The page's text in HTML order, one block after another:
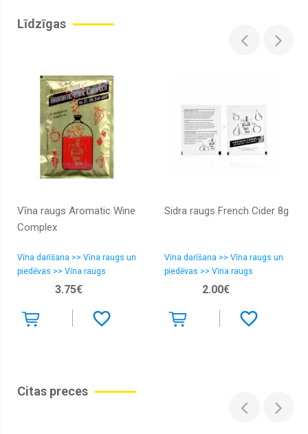
Līdzīgas
Vīna raugs Aromatic Wine
Complex
Vīna darīšana >> Vīna raugs un
piedēvas >> Vīna raugs
3.75€
Sidra raugs French Cider 8g
Vīna darīšana >> Vīna raugs un
piedēvas >> Vīna raugs
2.00€
Citas preces